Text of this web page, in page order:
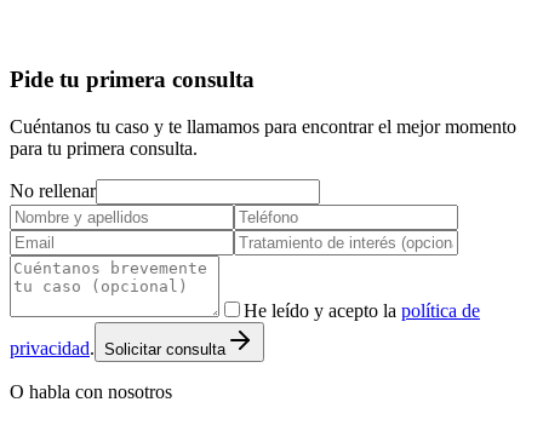
Pide tu primera consulta
Cuéntanos tu caso y te llamamos para encontrar el mejor momento
para tu primera consulta.
No rellenar
He leído y acepto la política de
privacidad. Solicitar consulta
O habla con nosotros